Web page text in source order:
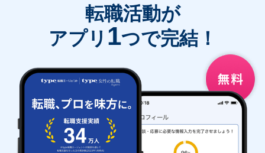
転職活動が
アプリ 1つで完結！